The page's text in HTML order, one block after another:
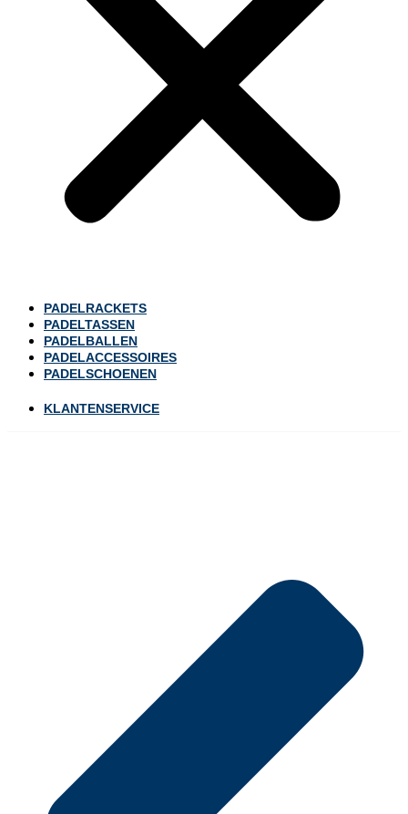
PADELRACKETS
PADELTASSEN
PADELBALLEN
PADELACCESSOIRES
PADELSCHOENEN
KLANTENSERVICE